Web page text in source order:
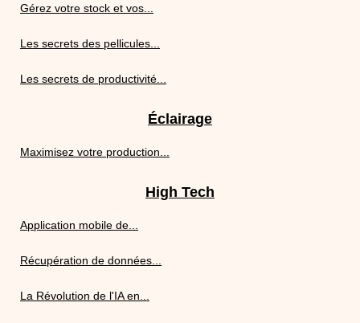
Gérez votre stock et vos...
Les secrets des pellicules...
Les secrets de productivité...
Éclairage
Maximisez votre production...
High Tech
Application mobile de...
Récupération de données...
La Révolution de l'IA en...